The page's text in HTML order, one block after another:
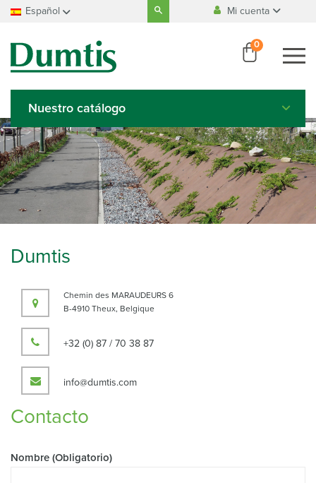
Español
Nederlands
Español
Search
for:
Mi cuenta
0
Pago 100% seguro
Nuestro catálogo
Dumtis
Chemin des MARAUDEURS 6
B-4910 Theux, Belgique
+32 (0) 87 / 70 38 87
info@dumtis.com
Contacto
Nombre (Obligatorio)